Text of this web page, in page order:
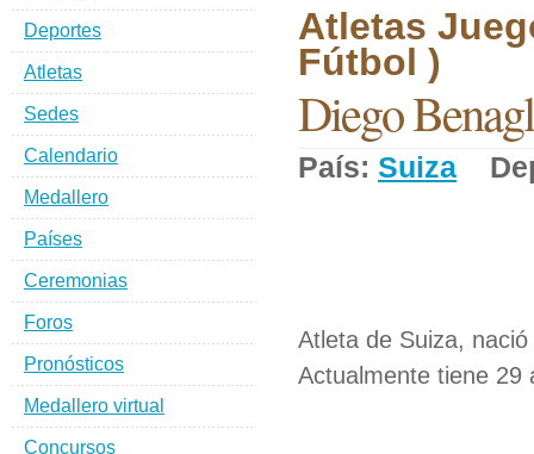
Atletas
Fútbol )
Diego
País: Suiza
Atleta de Suiza,
Actualmente tiene 29
Deportes
Atletas
Sedes
Calendario
Medallero
Países
Ceremonias
Foros
Pronósticos
Medallero virtual
Concursos